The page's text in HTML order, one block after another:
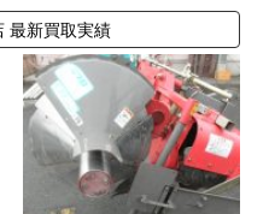
最新買取実績